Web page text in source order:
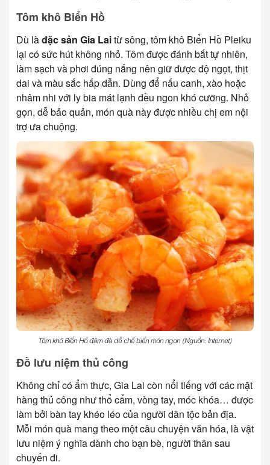
Tôm khô Biển Hồ
Dù làđặc sản Gia Laitừ sông, tôm khô Biển Hồ Pleiku
lại có sức hút không nhỏ. Tôm được đánh bắt tự nhiên,
làm sạch và phơi đúng nắng nên giữ được độ ngọt, thịt
dai và màu sắc hấp dẫn. Dùng để nấu canh, xào hoặc
nhâm nhi với ly bia mát lạnh đều ngon khó cưỡng. Nhỏ
gọn, dễ bảo quản, món quà này được nhiều chị em nội
trợ ưa chuộng.
Tôm khô Biển Hồ đậm đà dễ chế biến món ngon (Nguồn: Internet)
Đồ lưu niệm thủ công
Không chỉ có ẩm thực, Gia Lai còn nổi tiếng với các mặt
hàng thủ công như thổ cẩm, vòng tay, móc khóa… được
làm bởi bàn tay khéo léo của người dân tộc bản địa.
Mỗi món quà mang theo một câu chuyện văn hóa, là vật
lưu niệm ý nghĩa dành cho bạn bè, người thân sau
chuyến đi.